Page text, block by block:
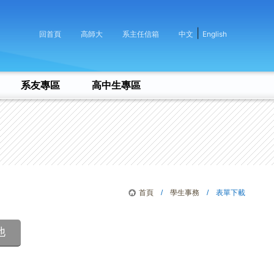
回首頁 高師大 系主任信箱 中文 English
系友專區 高中生專區
首頁 /學生事務 / 表單下載